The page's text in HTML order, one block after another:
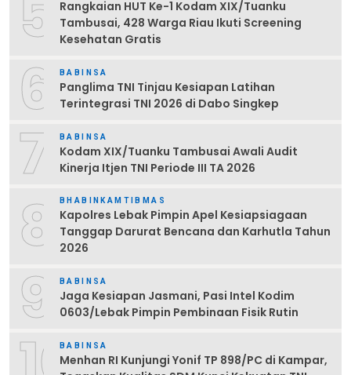
5
Rangkaian HUT Ke-1 Kodam XIX/Tuanku
Tambusai, 428 Warga Riau Ikuti Screening
Kesehatan Gratis
6 BABINSA
Panglima TNI Tinjau Kesiapan Latihan
Terintegrasi TNI 2026 di Dabo Singkep
7 BABINSA
Kodam XIX/Tuanku Tambusai Awali Audit
Kinerja Itjen TNI Periode III TA 2026
8 BHABINKAMTIBMAS
Kapolres Lebak Pimpin Apel Kesiapsiagaan
Tanggap Darurat Bencana dan Karhutla Tahun
2026
9 BABINSA
Jaga Kesiapan Jasmani, Pasi Intel Kodim
0603/Lebak Pimpin Pembinaan Fisik Rutin
BABINSA
Menhan RI Kunjungi Yonif TP 898/PC di Kampar,